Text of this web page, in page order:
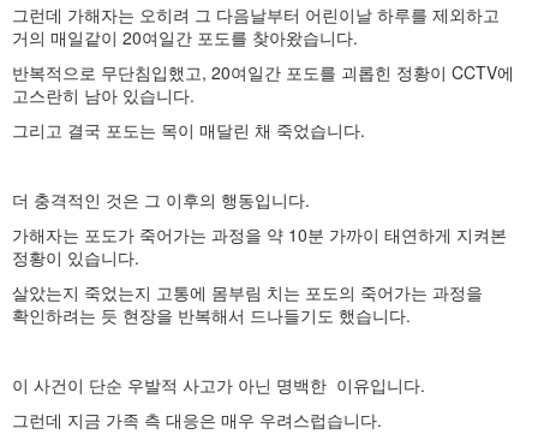
그런데 가해자는 오히려 그 다음날부터 어린이날 하루를 제외하고
거의 매일같이 20여일간 포도를 찾아왔습니다.
반복적으로 무단침입했고, 20여일간 포도를 괴롭힌 정황이 CCTV에
고스란히 남아 있습니다.
그리고 결국 포도는 목이 매달린 채 죽었습니다.
더 충격적인 것은 그 이후의 행동입니다.
가해자는 포도가 죽어가는 과정을 약 10분 가까이 태연하게 지켜본
정황이 있습니다.
살았는지 죽었는지 고통에 몸부림 치는 포도의 죽어가는 과정을
확인하려는 듯 현장을 반복해서 드나들기도 했습니다.
이 사건이 단순 우발적 사고가 아닌 명백한 이유입니다.
그런데 지금 가족 측 대응은 매우 우려스럽습니다.